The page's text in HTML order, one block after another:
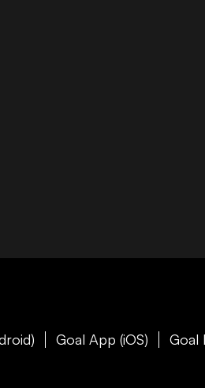
Goal App (iOS) Goal